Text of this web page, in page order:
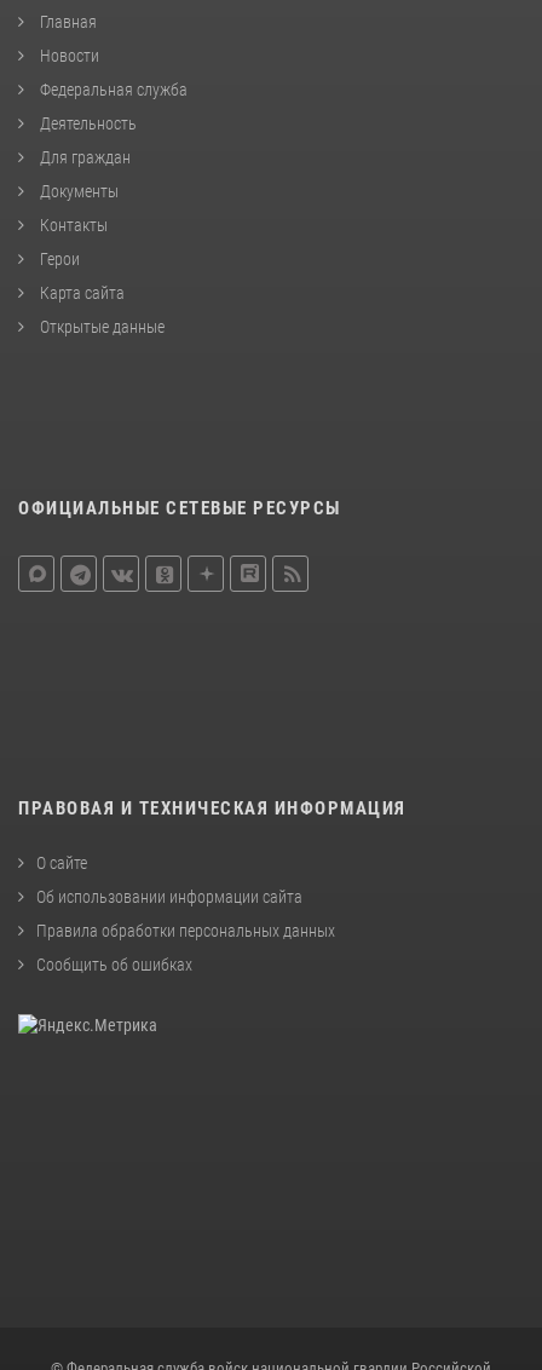
Главная
Новости
Федеральная служба
Деятельность
Для граждан
Документы
Контакты
Герои
Карта сайта
Открытые данные
ОФИЦИАЛЬНЫЕ СЕТЕВЫЕ РЕСУРСЫ
ПРАВОВАЯ И ТЕХНИЧЕСКАЯ ИНФОРМАЦИЯ
О сайте
Об использовании информации сайта
Правила обработки персональных данных
Сообщить об ошибках